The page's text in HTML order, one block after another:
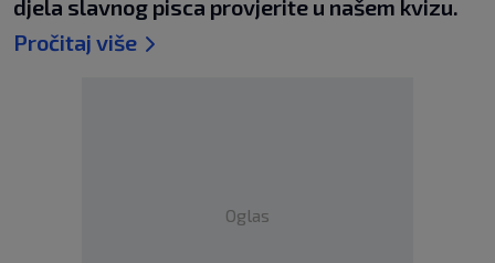
djela slavnog pisca provjerite u našem kvizu.
Pročitaj više
Oglas